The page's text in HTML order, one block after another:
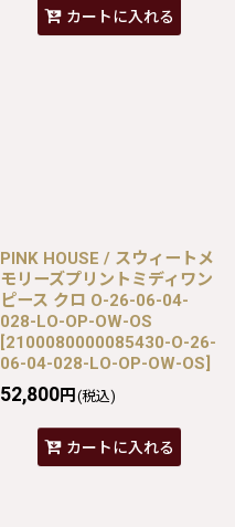
カートに入れる
PINK HOUSE / スウィートメ
モリーズプリントミディワン
ピース クロ O-26-06-04-
028-LO-OP-OW-OS
[2100080000085430-O-26-
06-04-028-LO-OP-OW-OS]
52,800円 (税込)
カートに入れる